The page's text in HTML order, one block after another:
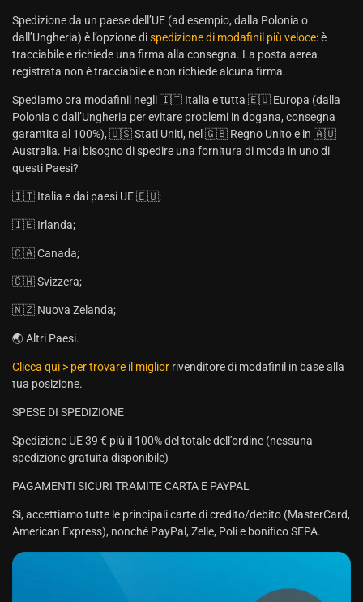
Spedizione da un paese dell’UE (ad esempio, dalla Polonia o
dall’Ungheria) è l’opzione dispedizione di modafinil più veloce: è
tracciabile e richiede una firma alla consegna. La posta aerea
registrata non è tracciabile e non richiede alcuna firma.
Spediamo ora modafinil negli 🇮🇹 Italia e tutta 🇪🇺 Europa (dalla
Polonia o dall’Ungheria per evitare problemi in dogana, consegna
garantita al 100%), 🇺🇸 Stati Uniti, nel 🇬🇧 Regno Unito e in 🇦🇺
Australia. Hai bisogno di spedire una fornitura di moda in uno di
questi Paesi?
🇮🇹 Italia e dai paesi UE 🇪🇺;
🇮🇪 Irlanda;
🇨🇦 Canada;
🇨🇭 Svizzera;
🇳🇿 Nuova Zelanda;
🌏 Altri Paesi.
Clicca qui > per trovare il miglior rivenditore di modafinil in base alla
tua posizione.
SPESE DI SPEDIZIONE
Spedizione UE 39 € più il 100% del totale dell’ordine (nessuna
spedizione gratuita disponibile)
PAGAMENTI SICURI TRAMITE CARTA E PAYPAL
Sì, accettiamo tutte le principali carte di credito/debito (MasterCard,
American Express), nonché PayPal, Zelle, Poli e bonifico SEPA.